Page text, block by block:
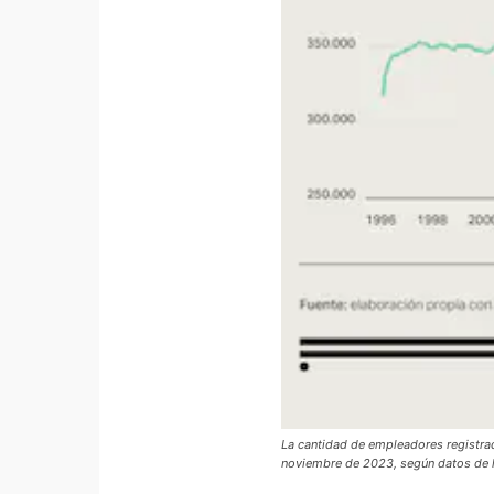
La cantidad de empleadores
noviembre de 2023, según datos de